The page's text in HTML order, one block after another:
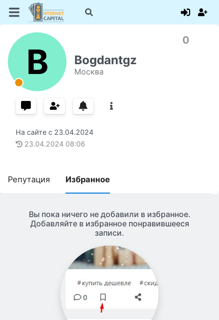
B Bogdantgz
Москва
0
На сайте с 23.04.2024
23.04.2024 08:06
Репутация Избранное
Вы пока ничего не добавили в избранное.
Добавляйте в избранное понравившееся
записи.